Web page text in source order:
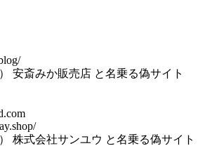
安斎みか販売店 と名乗る偽サイト
株式会社サンユウ と名乗る偽サイト